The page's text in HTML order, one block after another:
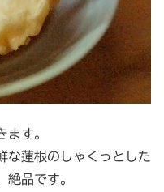
ます。
な蓮根のしゃくっとした
品です。